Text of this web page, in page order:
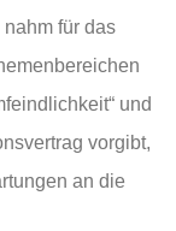
nahm für das
und
vorgibt,
an die